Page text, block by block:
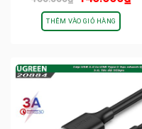
gốc
là:
150.000₫.
THÊM VÀO GIỎ HÀNG